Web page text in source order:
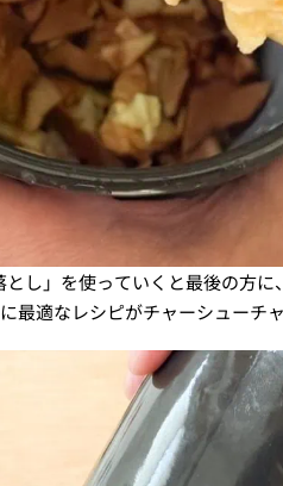
とし」を使っていくと最後の方
最適なレシピがチャーシューチャ